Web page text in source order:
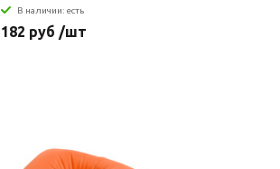
В наличии: есть
182 руб /шт